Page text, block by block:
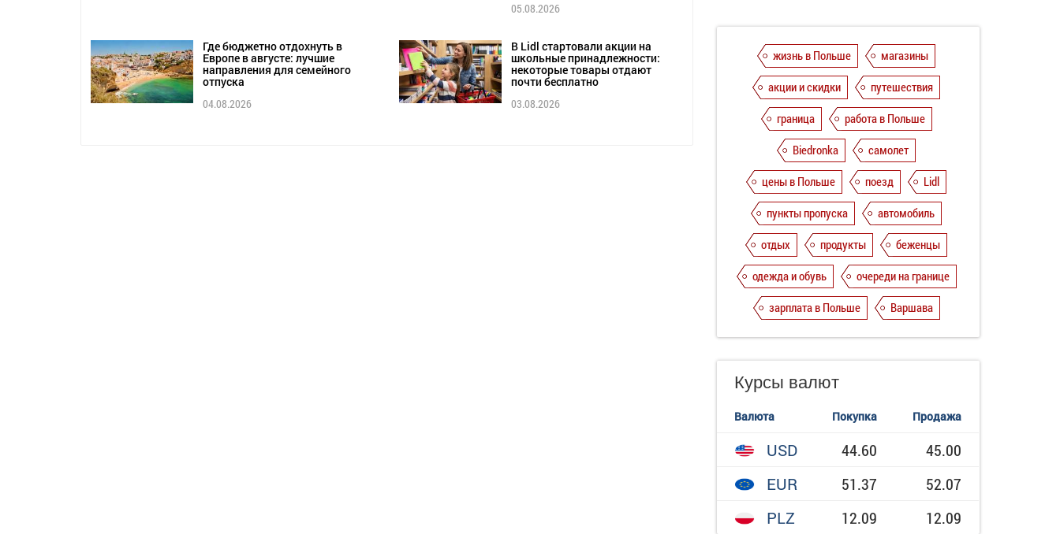
05.08.2026
Где бюджетно отдохнуть в
Европе в августе: лучшие
направления для семейного
отпуска
04.08.2026
В Lidl стартовали акции на
школьные принадлежности:
некоторые товары отдают
почти бесплатно
03.08.2026
жизнь в Польше
магазины
акции и скидки
путешествия
граница
работа в Польше
Biedronka
самолет
цены в Польше
поезд
Lidl
пункты пропуска
автомобиль
отдых
продукты
беженцы
одежда и обувь
очереди на границе
зарплата в Польше
Варшава
Курсы валют
Валюта Покупка Продажа
USD 44.60
45.00
EUR
51.37
52.07
PLZ
12.09 12.09